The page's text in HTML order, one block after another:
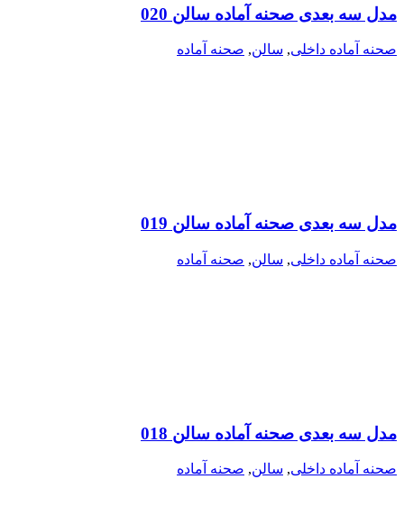
مدل سه بعدی صحنه آماده سالن 020
صحنه آماده داخلی, سالن, صحنه آماده
مدل سه بعدی صحنه آماده سالن 019
صحنه آماده داخلی, سالن, صحنه آماده
مدل سه بعدی صحنه آماده سالن 018
صحنه آماده داخلی, سالن, صحنه آماده